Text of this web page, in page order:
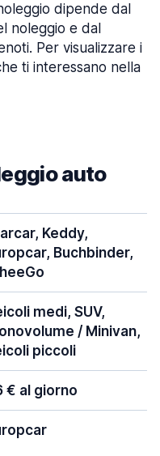
dipende dal
noleggio e dal
Per visualizzare i
ti interessano nella
auto
Keddy,
Buchbinder,
medi, SUV,
/ Minivan,
piccoli
€ al giorno